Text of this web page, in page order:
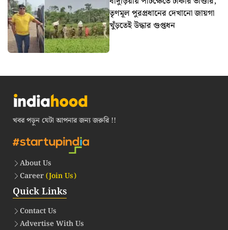
তৃণমূল পুরপ্রধানের দেখানো জায়গা
খুঁড়তেই উদ্ধার গুপ্তধন
খবর পড়ুন যেটা আপনার জন্য জরুরি !!
About Us
Career(Join Us)
Quick Links
Contact Us
Advertise With Us